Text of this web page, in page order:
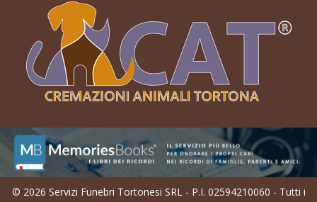
© 2026 Servizi Funebri Tortonesi SRL - P.I. 02594210060 - Tutti i